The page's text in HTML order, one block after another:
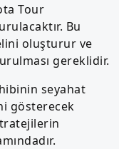
Tour
Bu
oluşturur ve
gereklidir.
seyahat
gösterecek